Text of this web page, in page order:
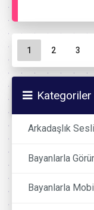
Sayfa gezinme
Geçerli Sayfa
1 Sayfa
2 Sayfa
3
Kategoriler
Arkadaşlık
Bayanlarla
Bayanlarla